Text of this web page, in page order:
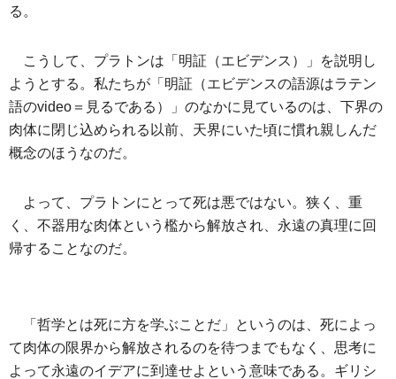
る。
こうして、プラトンは「明証（エビデンス）」を説明し
ようとする。私たちが「明証（エビデンスの語源はラテン
語のvideo＝見るである）」のなかに見ているのは、下界の
肉体に閉じ込められる以前、天界にいた頃に慣れ親しんだ
概念のほうなのだ。
よって、プラトンにとって死は悪ではない。狭く、重
く、不器用な肉体という檻から解放され、永遠の真理に回
帰することなのだ。
「哲学とは死に方を学ぶことだ」というのは、死によっ
て肉体の限界から解放されるのを待つまでもなく、思考に
よって永遠のイデアに到達せよという意味である。ギリシ